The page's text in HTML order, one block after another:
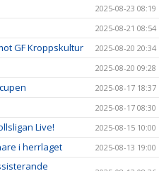
2025-08-23 08:19
2025-08-21 08:54
GF Kroppskultur 2025-08-20 20:34
2025-08-20 09:28
2025-08-17 18:37
2025-08-17 08:30
Live! 2025-08-15 10:00
i herrlaget 2025-08-13 19:00